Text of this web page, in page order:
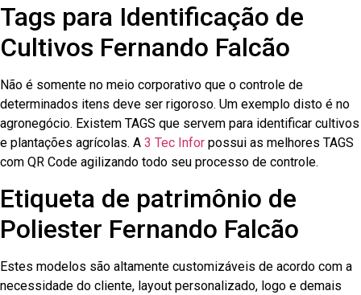
Tags para Identificação de
Cultivos Fernando Falcão
Não é somente no meio corporativo que o controle de
determinados itens deve ser rigoroso. Um exemplo disto é no
agronegócio. Existem TAGS que servem para identificar cultivos
e plantações agrícolas. A 3 Tec Infor possui as melhores TAGS
com QR Code agilizando todo seu processo de controle.
Etiqueta de patrimônio de
Poliester Fernando Falcão
Estes modelos são altamente customizáveis de acordo com a
necessidade do cliente, layout personalizado, logo e demais